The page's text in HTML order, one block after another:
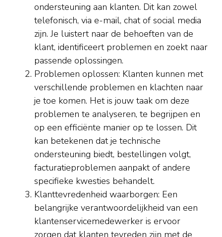
ondersteuning aan klanten. Dit kan zowel
telefonisch, via e-mail, chat of social media
zijn. Je luistert naar de behoeften van de
klant, identificeert problemen en zoekt naar
passende oplossingen.
Problemen oplossen: Klanten kunnen met
verschillende problemen en klachten naar
je toe komen. Het is jouw taak om deze
problemen te analyseren, te begrijpen en
op een efficiënte manier op te lossen. Dit
kan betekenen dat je technische
ondersteuning biedt, bestellingen volgt,
facturatieproblemen aanpakt of andere
specifieke kwesties behandelt.
Klanttevredenheid waarborgen: Een
belangrijke verantwoordelijkheid van een
klantenservicemedewerker is ervoor
zorgen dat klanten tevreden zijn met de